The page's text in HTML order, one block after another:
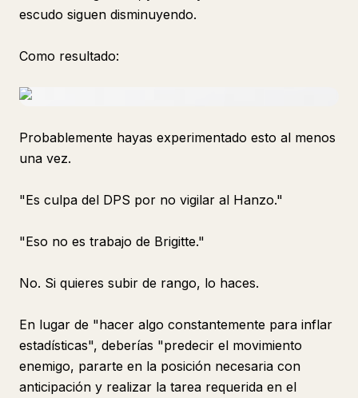
escudo siguen disminuyendo.
Como resultado:
Probablemente hayas experimentado esto al menos
una vez.
"Es culpa del DPS por no vigilar al Hanzo."
"Eso no es trabajo de Brigitte."
No. Si quieres subir de rango, lo haces.
En lugar de "hacer algo constantemente para inflar
estadísticas", deberías "predecir el movimiento
enemigo, pararte en la posición necesaria con
anticipación y realizar la tarea requerida en el